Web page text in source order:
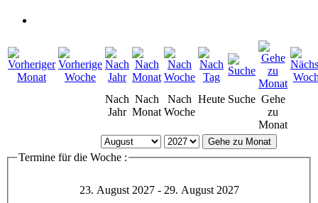
Nach
Jahr
Nach
Monat
Nach
Woche
Heute Suche Gehe
zu
Monat
Gehe zu Monat
Termine für die Woche :
23. August 2027 - 29. August 2027